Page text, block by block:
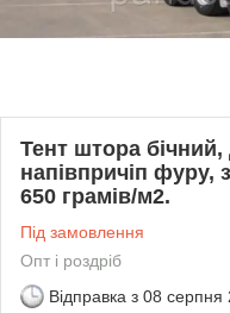
Тент штора
напівпричіп фуру,
650 грамів/м2.
Під замовлення
Опт і роздріб
Відправка з 08 серпня